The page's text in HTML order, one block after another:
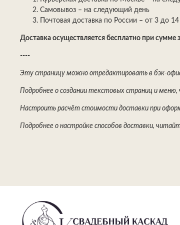
Самовывоз – на следующий день
Почтовая доставка по России – от 3 до
Доставка осуществляется бесплатно при сумме
----
Эту страницу можно отредактировать в бэк-
Подробнее о создании текстовых страниц и
Настроить расчёт стоимости доставки при
Подробнее о настройке способов доставки,